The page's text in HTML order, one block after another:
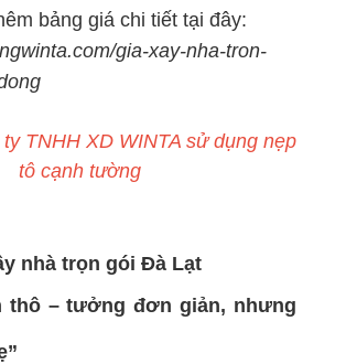
bảng giá chi tiết tại đây:
gia-xay-nha-tron-
TNHH XD WINTA sử dụng nẹp
tô cạnh tường
thô – tưởng đơn giản, nhưng